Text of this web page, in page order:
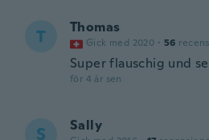
T Thomas
Gick med 2020 · 56
Super flauschig und
för 4 år sen
S Sally